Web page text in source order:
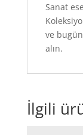
Sanat
ve
alın.
İlgili